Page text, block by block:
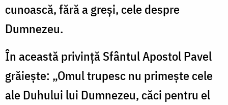
cunoască, fără a greşi, cele despre
Dumnezeu.
În această privinţă Sfântul Apostol Pavel
grăieşte: „Omul trupesc nu primeşte cele
ale Duhului lui Dumnezeu, căci pentru el